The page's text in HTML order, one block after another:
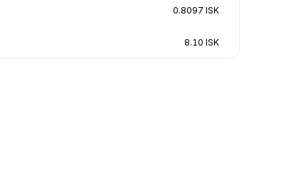
0.8097 ISK
8.10 ISK